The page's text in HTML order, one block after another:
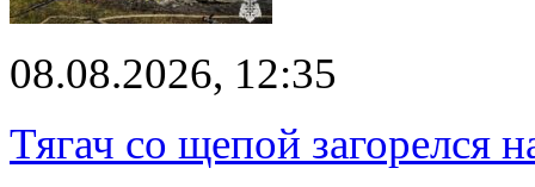
08.08.2026, 12:35
Тягач со щепой загорелся